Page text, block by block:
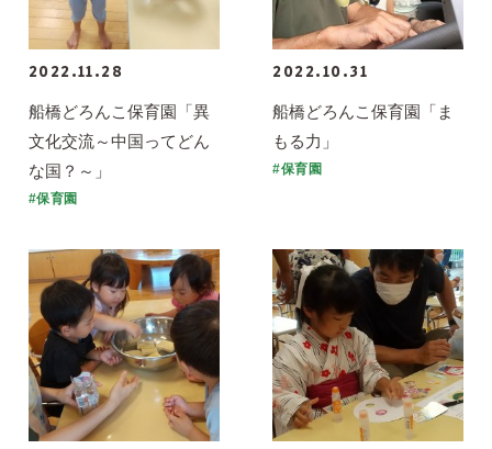
2022.11.28
船橋どろんこ保育園「異
文化交流～中国ってどん
な国？～」
#保育園
2022.10.31
船橋どろんこ保育園「ま
もる力」
#保育園